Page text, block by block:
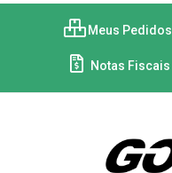
Meus Pedidos
Notas Fiscais